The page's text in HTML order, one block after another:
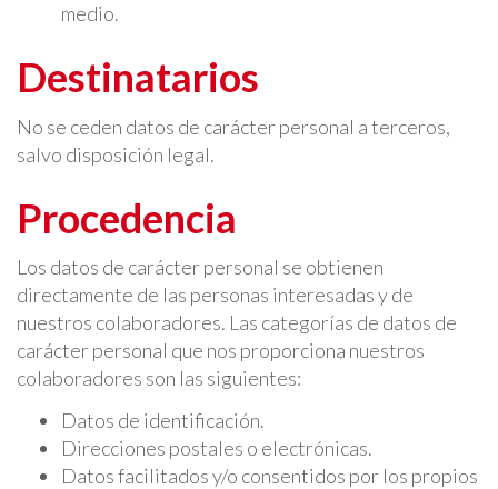
medio.
Destinatarios
No se ceden datos de carácter personal a terceros,
salvo disposición legal.
Procedencia
Los datos de carácter personal se obtienen
directamente de las personas interesadas y de
nuestros colaboradores. Las categorías de datos de
carácter personal que nos proporciona nuestros
colaboradores son las siguientes:
Datos de identificación.
Direcciones postales o electrónicas.
Datos facilitados y/o consentidos por los propios